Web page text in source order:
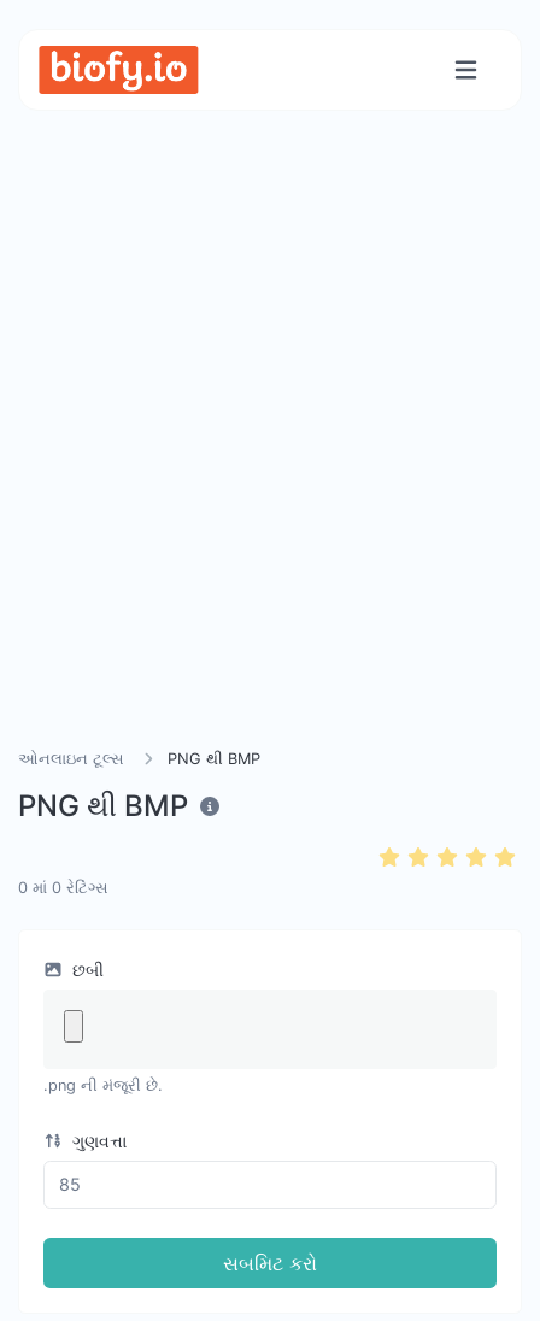
ઓનલાઇન ટૂલ્સ PNG થી BMP
PNG થી BMP
0 માં 0 રેટિંગ્સ
છબી
.png ની મંજૂરી છે.
ગુણવત્તા
સબમિટ કરો